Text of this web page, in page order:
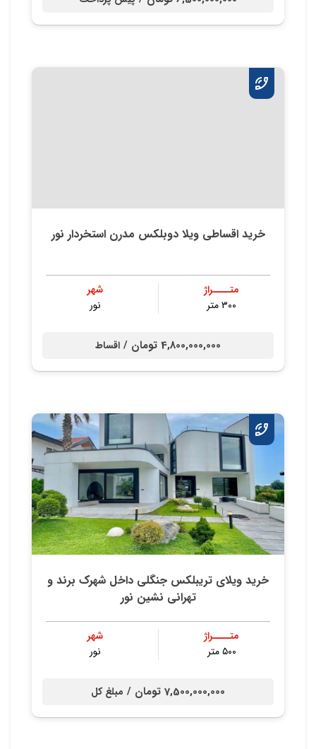
خرید اقساطی ویلا دوبلکس مدرن استخردار نور
متــــراژ
۳۰۰ متر
شهر
نور
4,800,000,000 تومان / اقساط
خرید ویلای تریبلکس جنگلی داخل شهرک برند و
تهرانی نشین نور
متــــراژ
۵۰۰ متر
شهر
نور
7,500,000,000 تومان / مبلغ کل